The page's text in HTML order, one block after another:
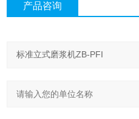
产品咨询